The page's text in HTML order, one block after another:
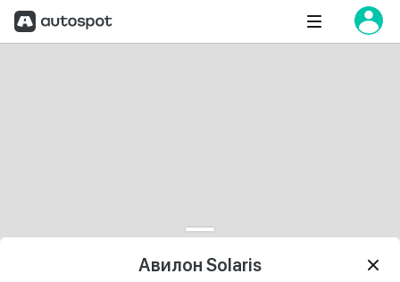
Авилон Solaris